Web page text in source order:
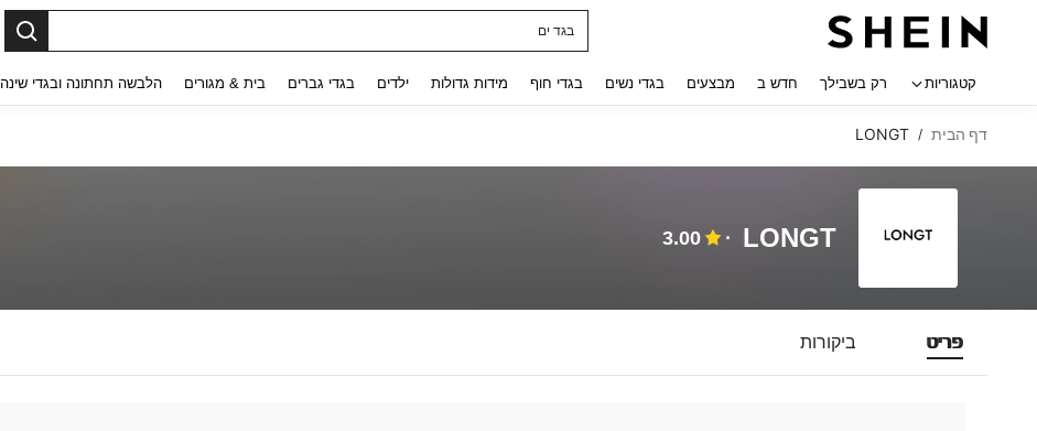
בגד ים
קטגוריות רק בשבילך חדש ב מבצעים בגדי נשים בגדי חוף מידות גדולות ילדים בגדי גברים בית & מגורים הלבשה תחתונה ובגדי שינה
דף הבית /
LONGT
LONGT
3.00
פריט ביקורות